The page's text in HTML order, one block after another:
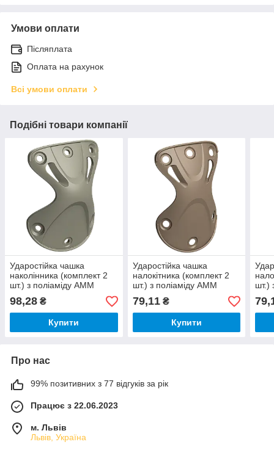
Умови оплати
Післяплата
Оплата на рахунок
Всі умови оплати
Подібні товари компанії
Ударостійка чашка
наколінника (комплект 2
шт.) з поліаміду AMM
KNp001 койот піщаний
(07.01.001.01.62)
98,28 ₴
Купити
Ударостійка чашка
налокітника (комплект 2
шт.) з поліаміду AMM
CEp001 койот
(07.01.021.01.29)
79,11₴
Купити
шт.)
Про нас
99% позитивних з 77 відгуків за рік
Працює з 22.06.2023
м. Львів
Львів, Україна